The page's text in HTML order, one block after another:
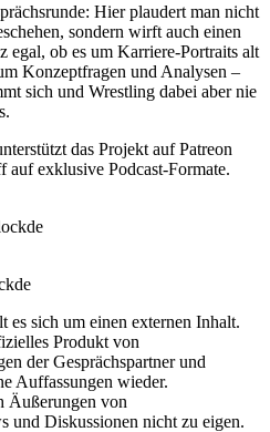
Hier plaudert man nicht
sondern wirft auch einen
egal, ob es um Karriere-Portraits alt
Konzeptfragen und Analysen –
sich und Wrestling dabei aber nie
das Projekt auf Patreon
auf exklusive Podcast-Formate.
es sich um einen externen Inhalt.
Produkt von
der Gesprächspartner und
Auffassungen wieder.
Äußerungen von
und Diskussionen nicht zu eigen.